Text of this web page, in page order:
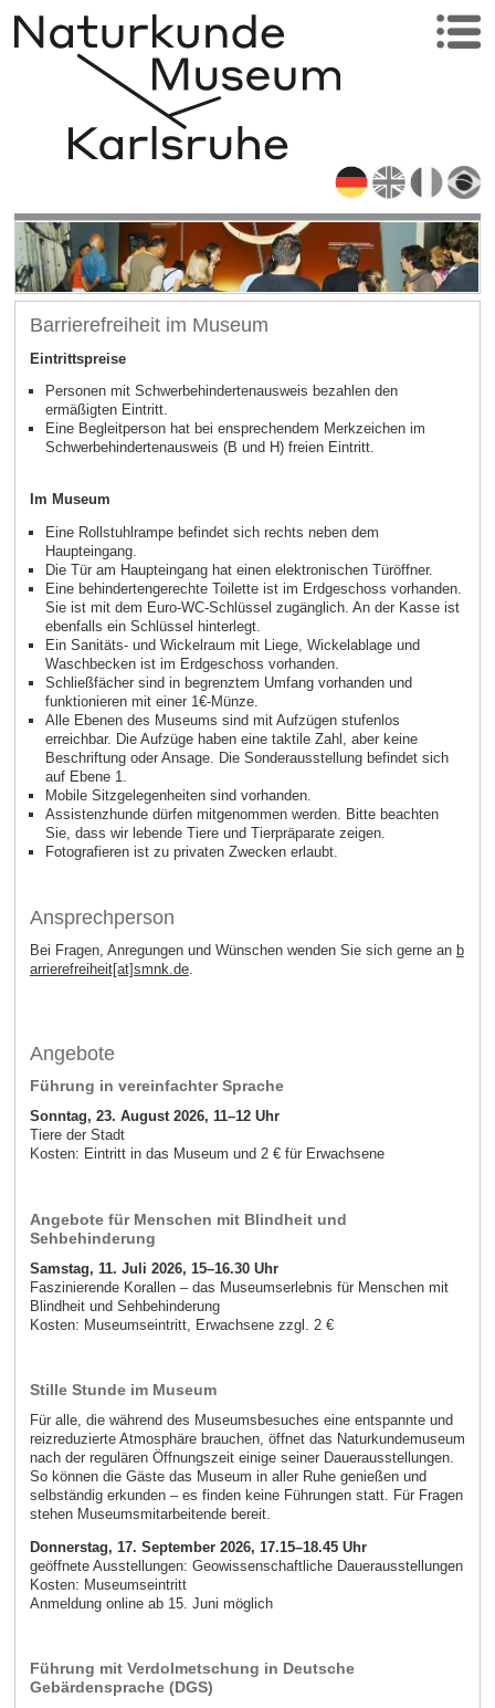
Barrierefreiheit im Museum
Eintrittspreise
Personen mit Schwerbehindertenausweis bezahlen den
ermäßigten Eintritt.
Eine Begleitperson hat bei ensprechendem Merkzeichen im
Schwerbehindertenausweis (B und H) freien Eintritt.
Im Museum
Eine Rollstuhlrampe befindet sich rechts neben dem
Haupteingang.
Die Tür am Haupteingang hat einen elektronischen Türöffner.
Eine behindertengerechte Toilette ist im Erdgeschoss vorhanden.
Sie ist mit dem Euro-WC-Schlüssel zugänglich. An der Kasse ist
ebenfalls ein Schlüssel hinterlegt.
Ein Sanitäts- und Wickelraum mit Liege, Wickelablage und
Waschbecken ist im Erdgeschoss vorhanden.
Schließfächer sind in begrenztem Umfang vorhanden und
funktionieren mit einer 1€-Münze.
Alle Ebenen des Museums sind mit Aufzügen stufenlos
erreichbar. Die Aufzüge haben eine taktile Zahl, aber keine
Beschriftung oder Ansage. Die Sonderausstellung befindet sich
auf Ebene 1.
Mobile Sitzgelegenheiten sind vorhanden.
Assistenzhunde dürfen mitgenommen werden. Bitte beachten
Sie, dass wir lebende Tiere und Tierpräparate zeigen.
Fotografieren ist zu privaten Zwecken erlaubt.
Ansprechperson
Bei Fragen, Anregungen und Wünschen wenden Sie sich gerne an b
arrierefreiheit[at]smnk.de.
Angebote
Führung in vereinfachter Sprache
Sonntag, 23. August 2026, 11–12 Uhr
Tiere der Stadt
Kosten: Eintritt in das Museum und 2 € für Erwachsene
Angebote für Menschen mit Blindheit und
Sehbehinderung
Samstag, 11. Juli 2026, 15–16.30 Uhr
Faszinierende Korallen – das Museumserlebnis für Menschen mit
Blindheit und Sehbehinderung
Kosten: Museumseintritt, Erwachsene zzgl. 2 €
Stille Stunde im Museum
Für alle, die während des Museumsbesuches eine entspannte und
reizreduzierte Atmosphäre brauchen, öffnet das Naturkundemuseum
nach der regulären Öffnungszeit einige seiner Dauerausstellungen.
So können die Gäste das Museum in aller Ruhe genießen und
selbständig erkunden – es finden keine Führungen statt. Für Fragen
stehen Museumsmitarbeitende bereit.
Donnerstag, 17. September 2026, 17.15–18.45 Uhr
geöffnete Ausstellungen: Geowissenschaftliche Dauerausstellungen
Kosten: Museumseintritt
Anmeldung online ab 15. Juni möglich
Führung mit Verdolmetschung in Deutsche
Gebärdensprache (DGS)